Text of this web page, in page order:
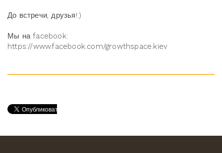
До встречи, друзья!:)
Мы на facebook:
https://www.facebook.com/growthspace.kiev